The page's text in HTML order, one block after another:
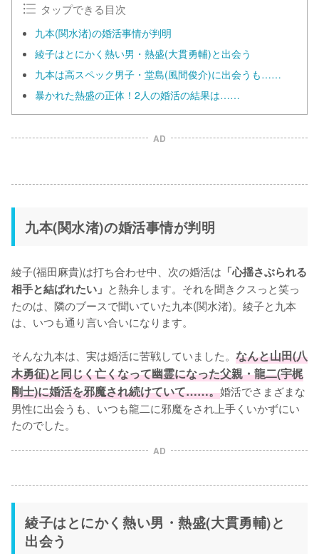
タップできる目次
九本(関水渚)の婚活事情が判明
綾子はとにかく熱い男・熱盛(大貫勇輔)と出会う
九本は高スペック男子・堂島(風間俊介)に出会うも……
暴かれた熱盛の正体！2人の婚活の結果は……
AD
九本(関水渚)の婚活事情が判明
綾子(福田麻貴)は打ち合わせ中、次の婚活は 「心揺さぶられる
相手と結ばれたい」 と熱弁します。それを聞きクスっと笑っ
たのは、隣のブースで聞いていた九本(関水渚)。綾子と九本
は、いつも通り言い合いになります。
そんな九本は、実は婚活に苦戦していました。 なんと山田(八
木勇征)と同じく亡くなって幽霊になった父親・龍二(宇梶
剛士)に婚活を邪魔され続けていて……。婚活でさまざまな
男性に出会うも、いつも龍二に邪魔をされ上手くいかずにい
たのでした。
AD
綾子はとにかく熱い男・熱盛(大貫勇輔)と
出会う